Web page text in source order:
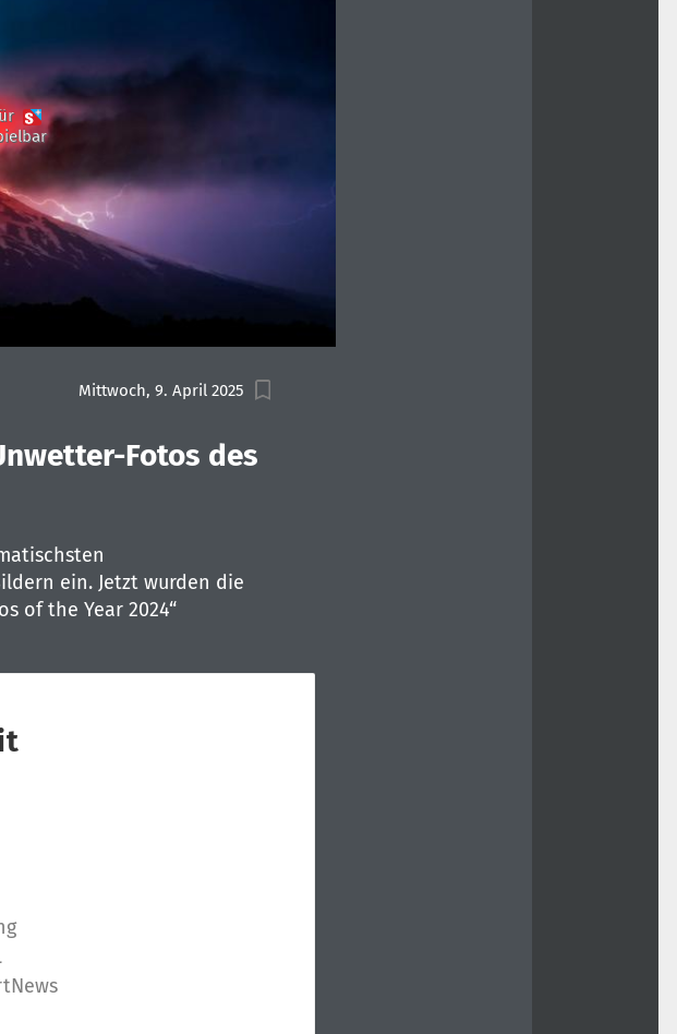
Mittwoch, 9. April 2025
Fotos des
ein. Jetzt wurden die
of the Year 2024“